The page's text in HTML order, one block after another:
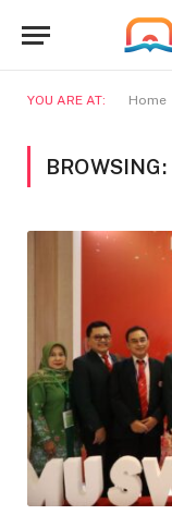
YOU ARE AT: Home
BROWSING: